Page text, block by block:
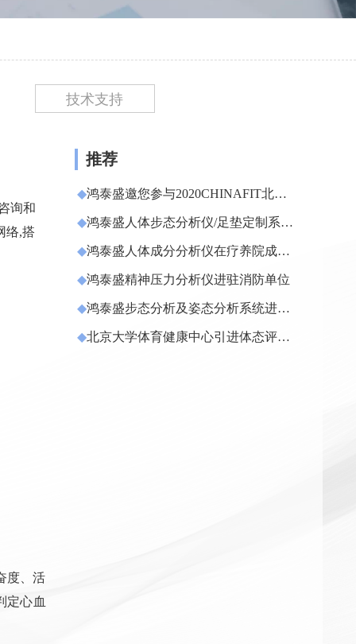
技术支持
询和
络,搭
度、活
定心血
推荐
◆鸿泰盛邀您参与2020CHINAFIT北京
◆鸿泰盛人体步态分析仪/足垫定制系统
◆鸿泰盛人体成分分析仪在疗养院成功
◆鸿泰盛精神压力分析仪进驻消防单位
◆鸿泰盛步态分析及姿态分析系统进驻
◆北京大学体育健康中心引进体态评估